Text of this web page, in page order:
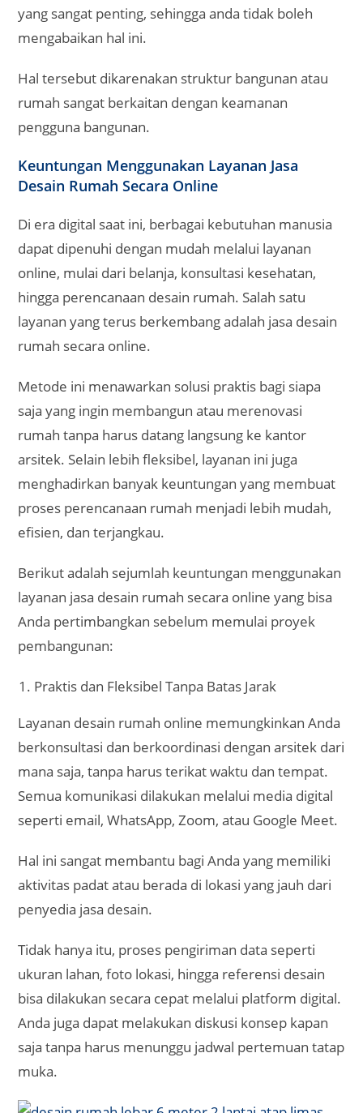
yang sangat penting, sehingga anda tidak boleh
mengabaikan hal ini.
Hal tersebut dikarenakan struktur bangunan atau
rumah sangat berkaitan dengan keamanan
pengguna bangunan.
Keuntungan Menggunakan Layanan Jasa
Desain Rumah Secara Online
Di era digital saat ini, berbagai kebutuhan manusia
dapat dipenuhi dengan mudah melalui layanan
online, mulai dari belanja, konsultasi kesehatan,
hingga perencanaan desain rumah. Salah satu
layanan yang terus berkembang adalah jasa desain
rumah secara online.
Metode ini menawarkan solusi praktis bagi siapa
saja yang ingin membangun atau merenovasi
rumah tanpa harus datang langsung ke kantor
arsitek. Selain lebih fleksibel, layanan ini juga
menghadirkan banyak keuntungan yang membuat
proses perencanaan rumah menjadi lebih mudah,
efisien, dan terjangkau.
Berikut adalah sejumlah keuntungan menggunakan
layanan jasa desain rumah secara online yang bisa
Anda pertimbangkan sebelum memulai proyek
pembangunan:
Praktis dan Fleksibel Tanpa Batas Jarak
Layanan desain rumah online memungkinkan Anda
berkonsultasi dan berkoordinasi dengan arsitek dari
mana saja, tanpa harus terikat waktu dan tempat.
Semua komunikasi dilakukan melalui media digital
seperti email, WhatsApp, Zoom, atau Google Meet.
Hal ini sangat membantu bagi Anda yang memiliki
aktivitas padat atau berada di lokasi yang jauh dari
penyedia jasa desain.
Tidak hanya itu, proses pengiriman data seperti
ukuran lahan, foto lokasi, hingga referensi desain
bisa dilakukan secara cepat melalui platform digital.
Anda juga dapat melakukan diskusi konsep kapan
saja tanpa harus menunggu jadwal pertemuan tatap
muka.